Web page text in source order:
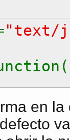
"text/
en